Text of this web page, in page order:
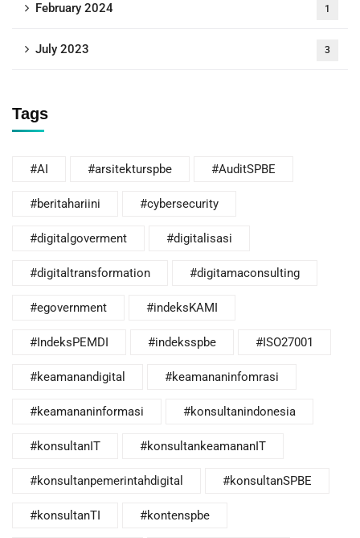
February 2024 1
July 2023 3
Tags
#AI #arsitekturspbe #AuditSPBE
#beritahariini #cybersecurity
#digitalgoverment #digitalisasi
#digitaltransformation #digitamaconsulting
#egovernment #indeksKAMI
#IndeksPEMDI #indeksspbe #ISO27001
#keamanandigital #keamananinfomrasi
#keamananinformasi #konsultanindonesia
#konsultanIT #konsultankeamananIT
#konsultanpemerintahdigital #konsultanSPBE
#konsultanTI #kontenspbe